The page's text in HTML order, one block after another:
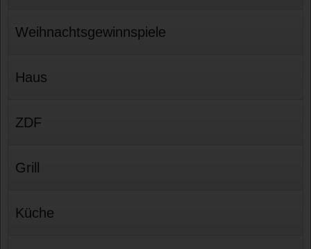
Weihnachtsgewinnspiele
Haus
ZDF
Grill
Küche